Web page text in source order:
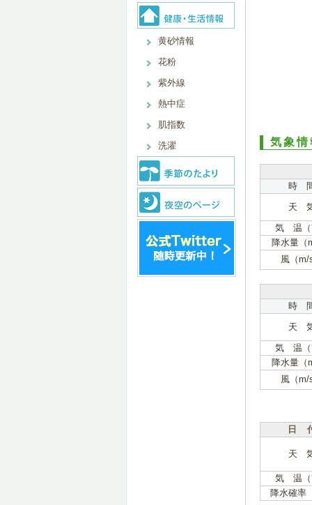
黄砂情報
花粉
紫外線
熱中症
肌指数
洗濯
気象情
時
天
気 温
降水量（
風（m/
時
天
気 温
降水量（
風（m/
日
天
気 温
降水確率